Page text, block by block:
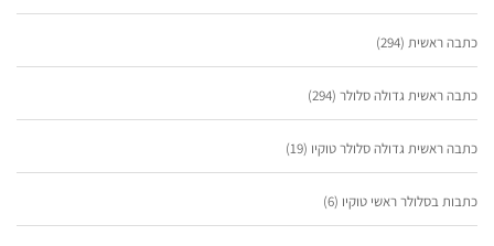
כתבה ראשית (294)
כתבה ראשית גדולה סלולר (294)
כתבה ראשית גדולה סלולר טוקיו (19)
כתבות בסלולר ראשי טוקיו (6)